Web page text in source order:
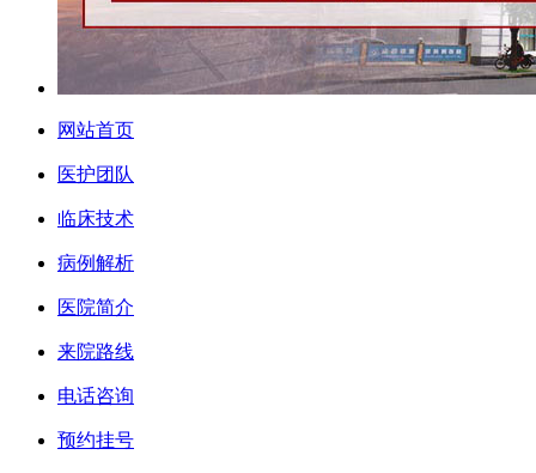
网站首页
医护团队
临床技术
病例解析
医院简介
来院路线
电话咨询
预约挂号